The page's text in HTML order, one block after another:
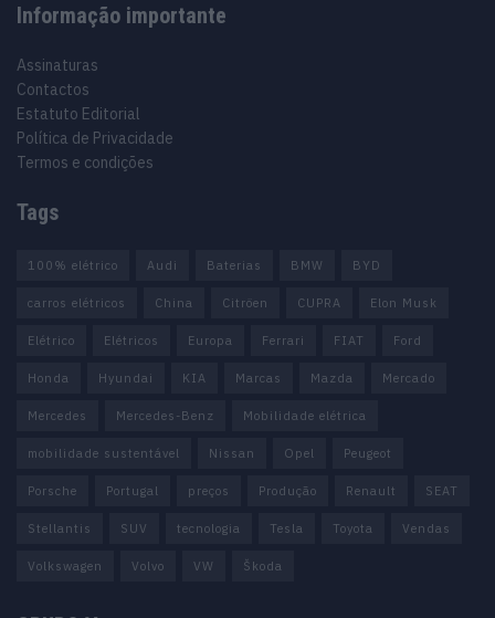
Informação importante
Assinaturas
Contactos
Estatuto Editorial
Política de Privacidade
Termos e condições
Tags
100% elétrico Audi Baterias BMW BYD
carros elétricos China Citröen CUPRA Elon Musk
Elétrico Elétricos Europa Ferrari FIAT Ford
Honda Hyundai KIA Marcas Mazda Mercado
Mercedes Mercedes-Benz Mobilidade elétrica
mobilidade sustentável Nissan Opel Peugeot
Porsche Portugal preços Produção Renault SEAT
Stellantis SUV tecnologia Tesla Toyota Vendas
Volkswagen Volvo VW Škoda